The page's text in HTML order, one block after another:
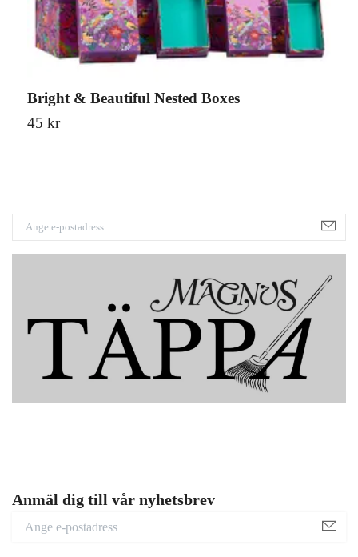
Bright & Beautiful Nested Boxes
45 kr
Anmäl dig till vår nyhetsbrev